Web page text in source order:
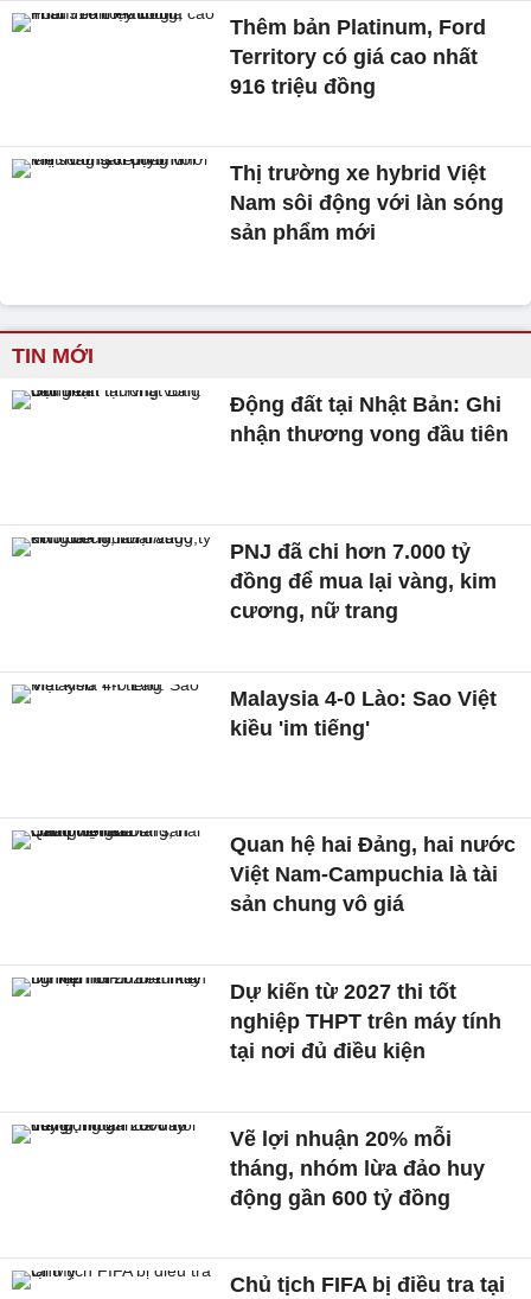
Thêm bản Platinum, Ford
Territory có giá cao nhất
916 triệu đồng
Thị trường xe hybrid Việt
Nam sôi động với làn sóng
sản phẩm mới
TIN MỚI
Động đất tại Nhật Bản: Ghi
nhận thương vong đầu tiên
PNJ đã chi hơn 7.000 tỷ
đồng để mua lại vàng, kim
cương, nữ trang
Malaysia 4-0 Lào: Sao Việt
kiều 'im tiếng'
Quan hệ hai Đảng, hai nước
Việt Nam-Campuchia là tài
sản chung vô giá ​
Dự kiến từ 2027 thi tốt
nghiệp THPT trên máy tính
tại nơi đủ điều kiện
Vẽ lợi nhuận 20% mỗi
tháng, nhóm lừa đảo huy
động gần 600 tỷ đồng
Chủ tịch FIFA bị điều tra tại